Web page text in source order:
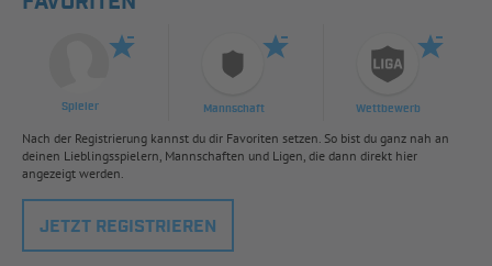
Spieler Mannschaft Wettbewerb
Nach der Registrierung kannst du dir Favoriten setzen. So bist du ganz nah an
deinen Lieblingsspielern, Mannschaften und Ligen, die dann direkt hier
angezeigt werden.
JETZT REGISTRIEREN